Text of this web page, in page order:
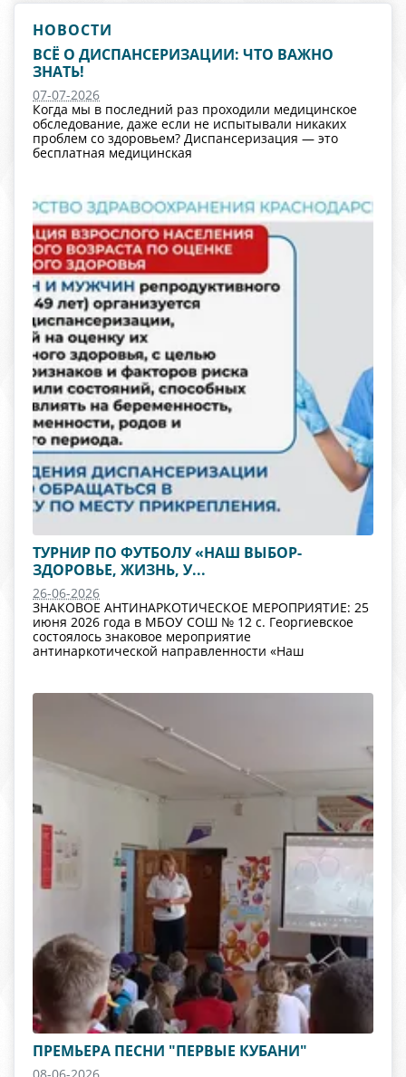
НОВОСТИ
ВСЁ О ДИСПАНСЕРИЗАЦИИ: ЧТО ВАЖНО
ЗНАТЬ!
07-07-2026
Когда мы в последний раз проходили медицинское
обследование, даже если не испытывали никаких
проблем со здоровьем? Диспансеризация — это
бесплатная медицинская
ТУРНИР ПО ФУТБОЛУ «НАШ ВЫБОР-
ЗДОРОВЬЕ, ЖИЗНЬ, У...
26-06-2026
ЗНАКОВОЕ АНТИНАРКОТИЧЕСКОЕ МЕРОПРИЯТИЕ: 25
июня 2026 года в МБОУ СОШ № 12 с. Георгиевское
состоялось знаковое мероприятие
антинаркотической направленности «Наш
ПРЕМЬЕРА ПЕСНИ "ПЕРВЫЕ КУБАНИ"